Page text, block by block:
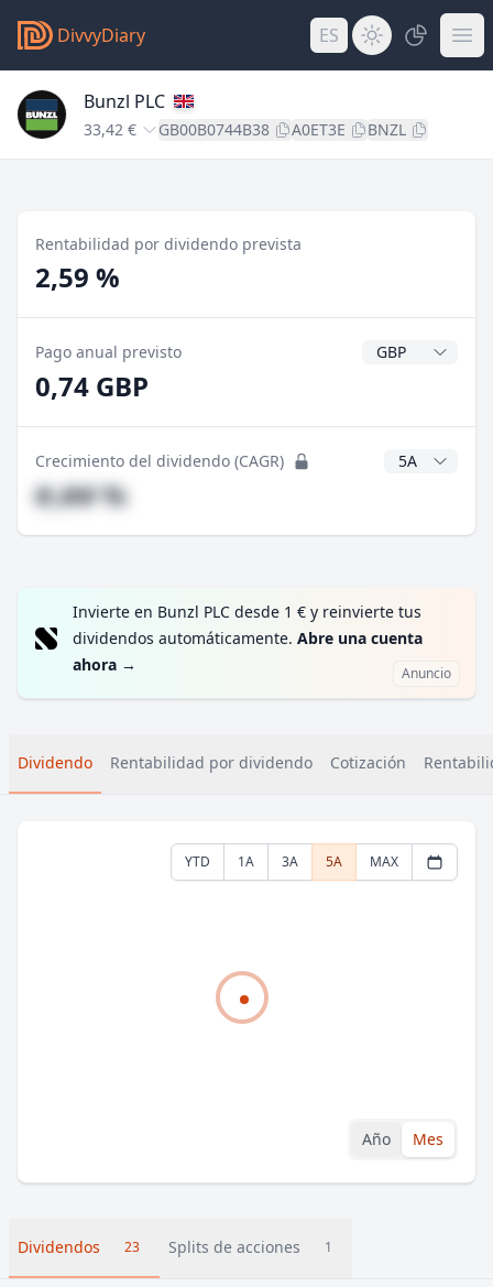
DivvyDiary ES
Bunzl PLC
33,42 € GB00B0744B38 A0ET3E BNZL
Rentabilidad por dividendo prevista
2,59 %
Pago anual previsto Divisa del
0,74 GBP
Crecimiento del dividendo (CAGR) Años CAGR
#,## %
Invierte en Bunzl PLC desde 1 € y reinvierte tus
dividendos automáticamente. Abre una cuenta
ahora → Anuncio
Dividendo Rentabilidad por dividendo Cotización
YTD 1A 3A 5A MAX
Año Mes
Dividendos 23 Splits de acciones 1